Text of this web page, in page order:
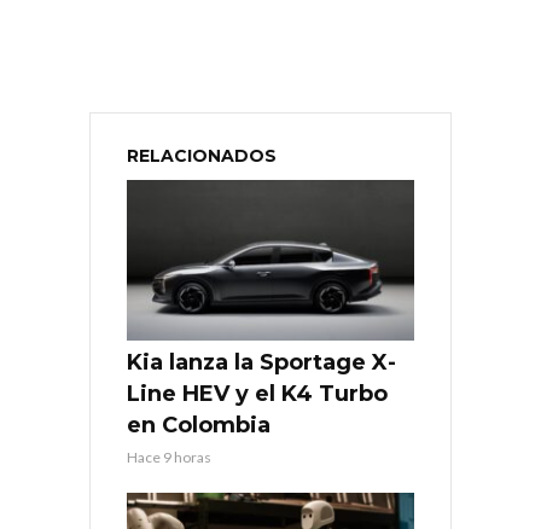
RELACIONADOS
Kia lanza la Sportage X-
Line HEV y el K4 Turbo
en Colombia
Hace 9 horas